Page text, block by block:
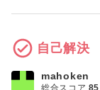
自己解決
mahoken
総合スコア 85